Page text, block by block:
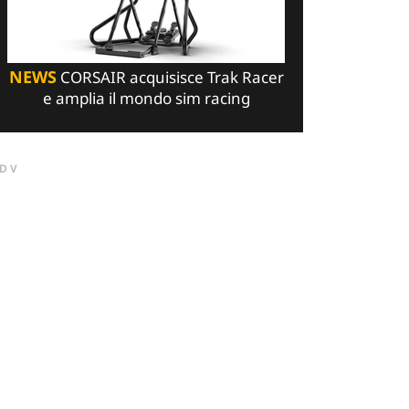
NEWSCORSAIR acquisisce Trak Racer
e amplia il mondo sim racing